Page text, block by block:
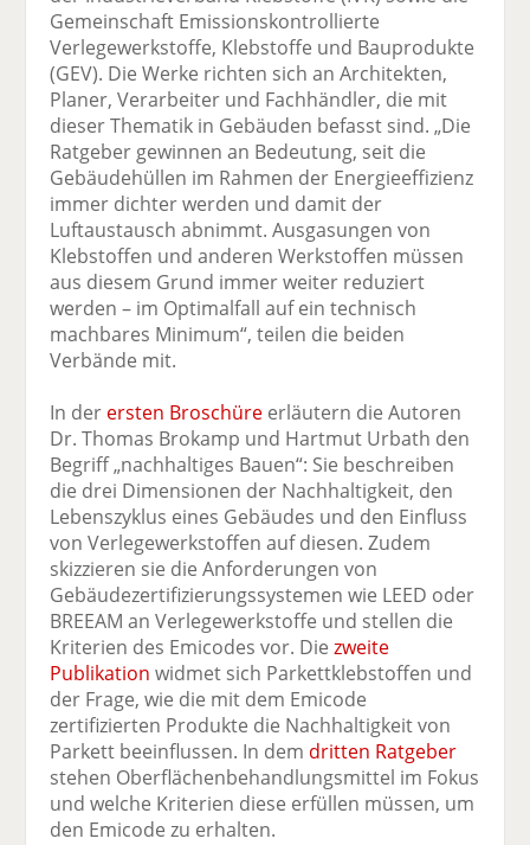
k
te
il
e
n
il
e
n
n
d
e
n
Gemeinschaft Emissionskontrollierte
Verlegewerkstoffe, Klebstoffe und Bauprodukte
(GEV). Die Werke richten sich an Architekten,
Planer, Verarbeiter und Fachhändler, die mit
dieser Thematik in Gebäuden befasst sind. „Die
Ratgeber gewinnen an Bedeutung, seit die
Gebäudehüllen im Rahmen der Energieeffizienz
immer dichter werden und damit der
Luftaustausch abnimmt. Ausgasungen von
Klebstoffen und anderen Werkstoffen müssen
aus diesem Grund immer weiter reduziert
werden – im Optimalfall auf ein technisch
machbares Minimum“, teilen die beiden
Verbände mit.
In der ersten Broschüre erläutern die Autoren
Dr. Thomas Brokamp und Hartmut Urbath den
Begriff „nachhaltiges Bauen“: Sie beschreiben
die drei Dimensionen der Nachhaltigkeit, den
Lebenszyklus eines Gebäudes und den Einfluss
von Verlegewerkstoffen auf diesen. Zudem
skizzieren sie die Anforderungen von
Gebäudezertifizierungssystemen wie LEED oder
BREEAM an Verlegewerkstoffe und stellen die
Kriterien des Emicodes vor. Diezweite
Publikation widmet sich Parkettklebstoffen und
der Frage, wie die mit dem Emicode
zertifizierten Produkte die Nachhaltigkeit von
Parkett beeinflussen. In dem dritten Ratgeber
stehen Oberflächenbehandlungsmittel im Fokus
und welche Kriterien diese erfüllen müssen, um
den Emicode zu erhalten.